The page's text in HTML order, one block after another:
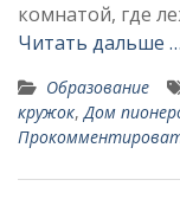
комнатой, где
Читать дальше …
Образование
кружок,Дом